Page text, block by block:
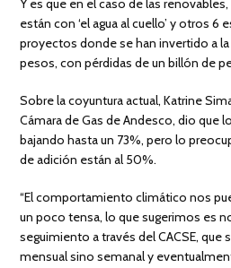
Y es que en el caso de las
están con ‘el agua al cuello’ y otros 6
proyectos donde se han invertido a
pesos, con pérdidas de un billón de
Sobre la coyuntura actual, Katrine
Cámara de Gas de Andesco, dio que
bajando hasta un 73%, pero lo
de adición están al 50%.
“El comportamiento climático nos
un poco tensa, lo que sugerimos es
seguimiento a través del CACSE, que
mensual sino semanal y